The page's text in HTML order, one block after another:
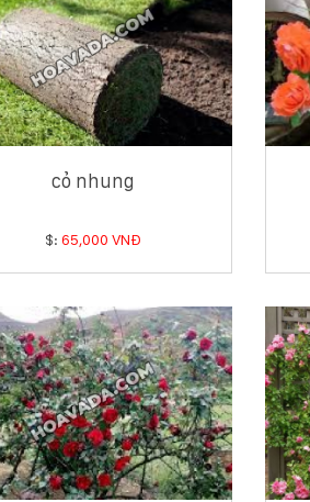
cỏ nhung
$: 65,000 VNĐ